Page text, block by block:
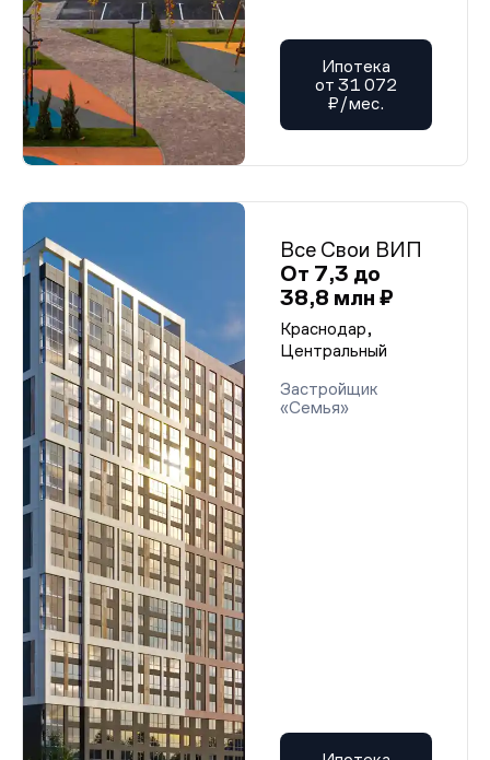
Ипотека
от 31 072
₽/мес.
Все Свои ВИП
От 7,3 до
38,8 млн ₽
Краснодар,
Центральный
Застройщик
«Семья»